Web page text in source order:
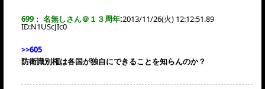
699 ： 名無しさん＠１３周年:2013/11/26(火) 12:12:51.89
ID:N1UScJIc0
>>605
防衛識別権は各国が独自にできることを知らんのか？